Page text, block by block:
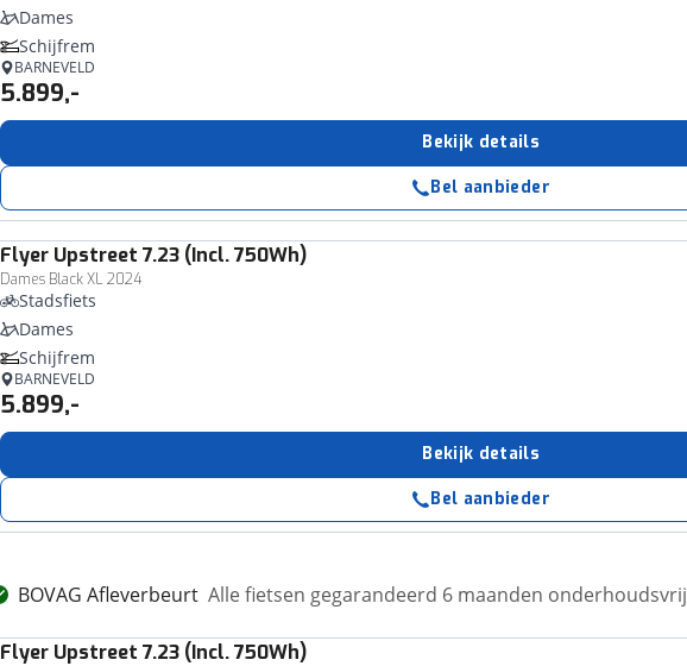
Dames
Schijfrem
BARNEVELD
5.899,-
Bekijk details
Bel aanbieder
Flyer Upstreet 7.23 (Incl. 750Wh)
Dames Black XL 2024
Stadsfiets
Dames
Schijfrem
BARNEVELD
5.899,-
Bekijk details
Bel aanbieder
BOVAG Afleverbeurt Alle fietsen gegarandeerd 6 maanden onderhoudsvrij
Flyer Upstreet 7.23 (Incl. 750Wh)